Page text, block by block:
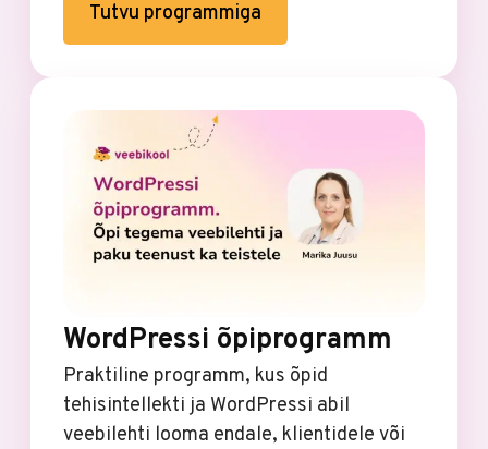
Tutvu programmiga
WordPressi õpiprogramm
Praktiline programm, kus õpid
tehisintellekti ja WordPressi abil
veebilehti looma endale, klientidele või